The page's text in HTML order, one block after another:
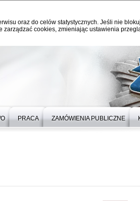
oraz do celów statystycznych. Jeśli nie
cookies, zmieniając ustawienia
PRACA ZAMÓWIENIA PUBLICZNE